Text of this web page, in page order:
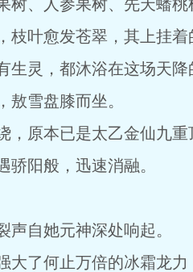
树、人参果树、先天蟠
枝叶愈发苍翠，其上挂
生灵，都沐浴在这场天
敖雪盘膝而坐。
，原本已是太乙金仙九
骄阳般，迅速消融。
声自她元神深处响起。
大了何止万倍的冰霜龙力